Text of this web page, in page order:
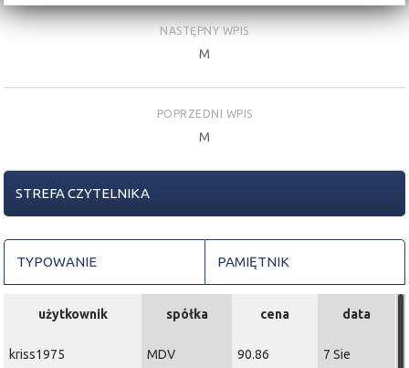
NASTĘPNY WPIS
M
POPRZEDNI WPIS
M
STREFA CZYTELNIKA
TYPOWANIE PAMIĘTNIK
użytkownik spółka cena data
kriss1975 MDV 90.86 7 Sie